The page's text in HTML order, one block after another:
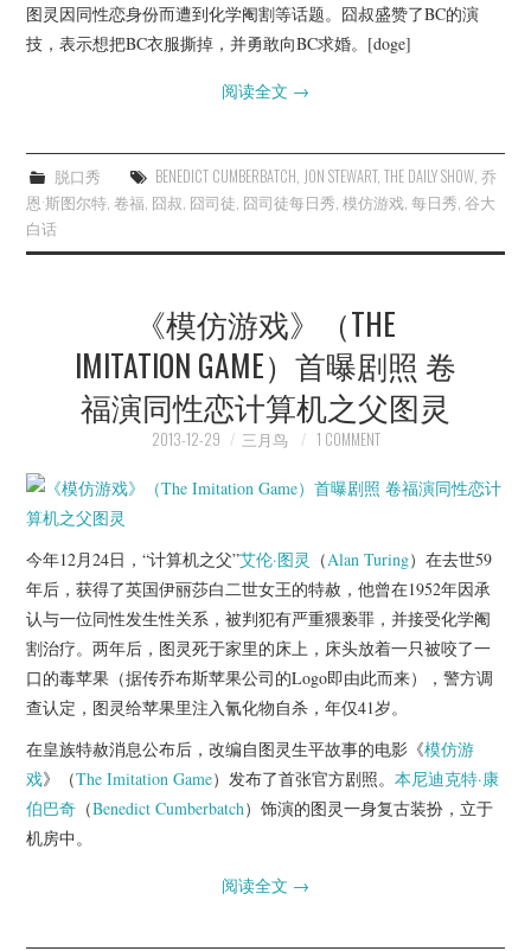
图灵因同性恋身份而遭到化学阉割等话题。囧叔盛赞了BC的演
技，表示想把BC衣服撕掉，并勇敢向BC求婚。[doge]
阅读全文 →
脱口秀 BENEDICT CUMBERBATCH, JON STEWART, THE DAILY SHOW, 乔
恩·斯图尔特,卷福, 囧叔, 囧司徒, 囧司徒每日秀,模仿游戏,每日秀,谷大
白话
《模仿游戏》（THE
IMITATION GAME）首曝剧照 卷
福演同性恋计算机之父图灵
2013-12-29 三月鸟 1 COMMENT
今年12月24日，“计算机之父”艾伦·图灵 （Alan Turing）在去世59
年后，获得了英国伊丽莎白二世女王的特赦，他曾在1952年因承
认与一位同性发生性关系，被判犯有严重猥亵罪，并接受化学阉
割治疗。两年后，图灵死于家里的床上，床头放着一只被咬了一
口的毒苹果（据传乔布斯苹果公司的Logo即由此而来），警方调
查认定，图灵给苹果里注入氰化物自杀，年仅41岁。
在皇族特赦消息公布后，改编自图灵生平故事的电影《模仿游
戏》（The Imitation Game）发布了首张官方剧照。本尼迪克特·康
伯巴奇 （Benedict Cumberbatch）饰演的图灵一身复古装扮，立于
机房中。
阅读全文 →